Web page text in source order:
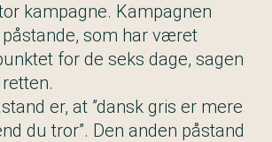
kampagne. Kampagnen
som har været
for de seks dage, sagen
er, at ”dansk gris er mere
du tror”. Den anden påstand